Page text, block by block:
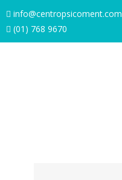
info@centropsicoment.com
(01) 768 9670